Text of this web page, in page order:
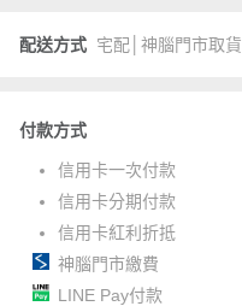
配送方式 宅配│神腦門市取貨
付款方式
信用卡一次付款
信用卡分期付款
信用卡紅利折抵
神腦門市繳費
LINE Pay付款